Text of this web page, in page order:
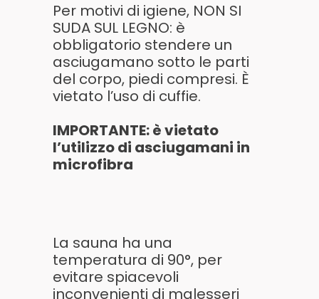
Per motivi di igiene, NON SI
SUDA SUL LEGNO: è
obbligatorio stendere un
asciugamano sotto le parti
del corpo, piedi compresi. È
vietato l’uso di cuffie.
IMPORTANTE: è vietato
l’utilizzo di asciugamani in
microfibra
La sauna ha una
temperatura di 90°, per
evitare spiacevoli
inconvenienti di malesseri